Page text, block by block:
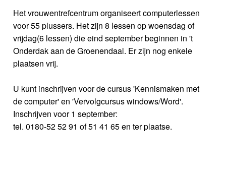
Het vrouwentrefcentrum organiseert computerlessen
voor 55 plussers. Het zijn 8 lessen op woensdag of
vrijdag(6 lessen) die eind september beginnen in 't
Onderdak aan de Groenendaal. Er zijn nog enkele
plaatsen vrij.
U kunt inschrijven voor de cursus 'Kennismaken met
de computer' en 'Vervolgcursus windows/Word'.
Inschrijven voor 1 september:
tel. 0180-52 52 91 of 51 41 65 en ter plaatse.